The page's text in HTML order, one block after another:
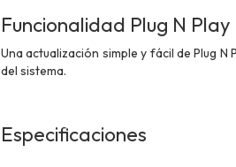
Funcionalidad Plug N Play
Una actualización simple y fácil de Plug
del sistema.
Especificaciones